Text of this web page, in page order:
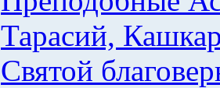
Тарасий,
Святой